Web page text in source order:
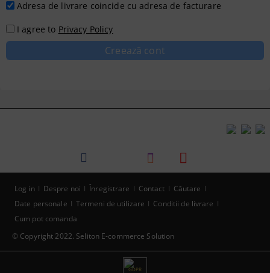
Adresa de livrare coincide cu adresa de facturare
I agree to Privacy Policy
© Copyright 2022. Seliton E-commerce Solution
Log in Despre noi Înregistrare Contact
Căutare
Date personale
Termeni de utilizare
Conditii de livrare
Cum pot comanda
GDPR